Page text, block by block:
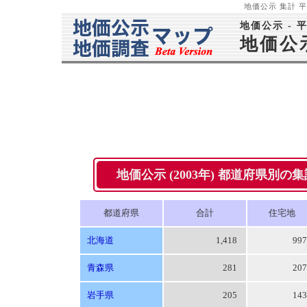
地価公示 集計
地価公示 -
地価公
地価公示 (2003年) 都道府県別の集
都道府県 合計 住宅地
北海道 1,418
青森県 281
岩手県 205